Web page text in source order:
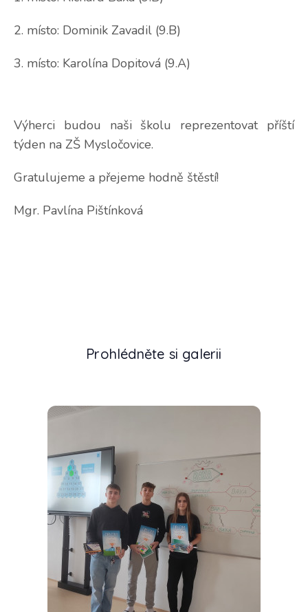
2. místo: Dominik Zavadil (9.B)
3. místo: Karolína Dopitová (9.A)
Výherci budou naši školu reprezentovat příští
týden na ZŠ Mysločovice.
Gratulujeme a přejeme hodně štěstí!
Mgr. Pavlína Pištínková
Prohlédněte si galerii